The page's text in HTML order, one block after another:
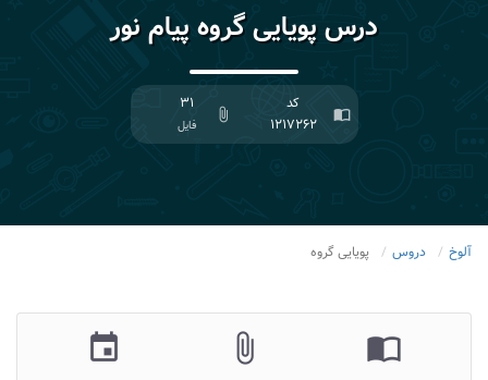
درس پویایی گروه پیام نور
import_contacts
کد
۱۲۱۷۲۶۲
attach_file
۳۱
فایل
آلوخ دروس پویایی گروه
import_contacts
attach_file
insert_invitation